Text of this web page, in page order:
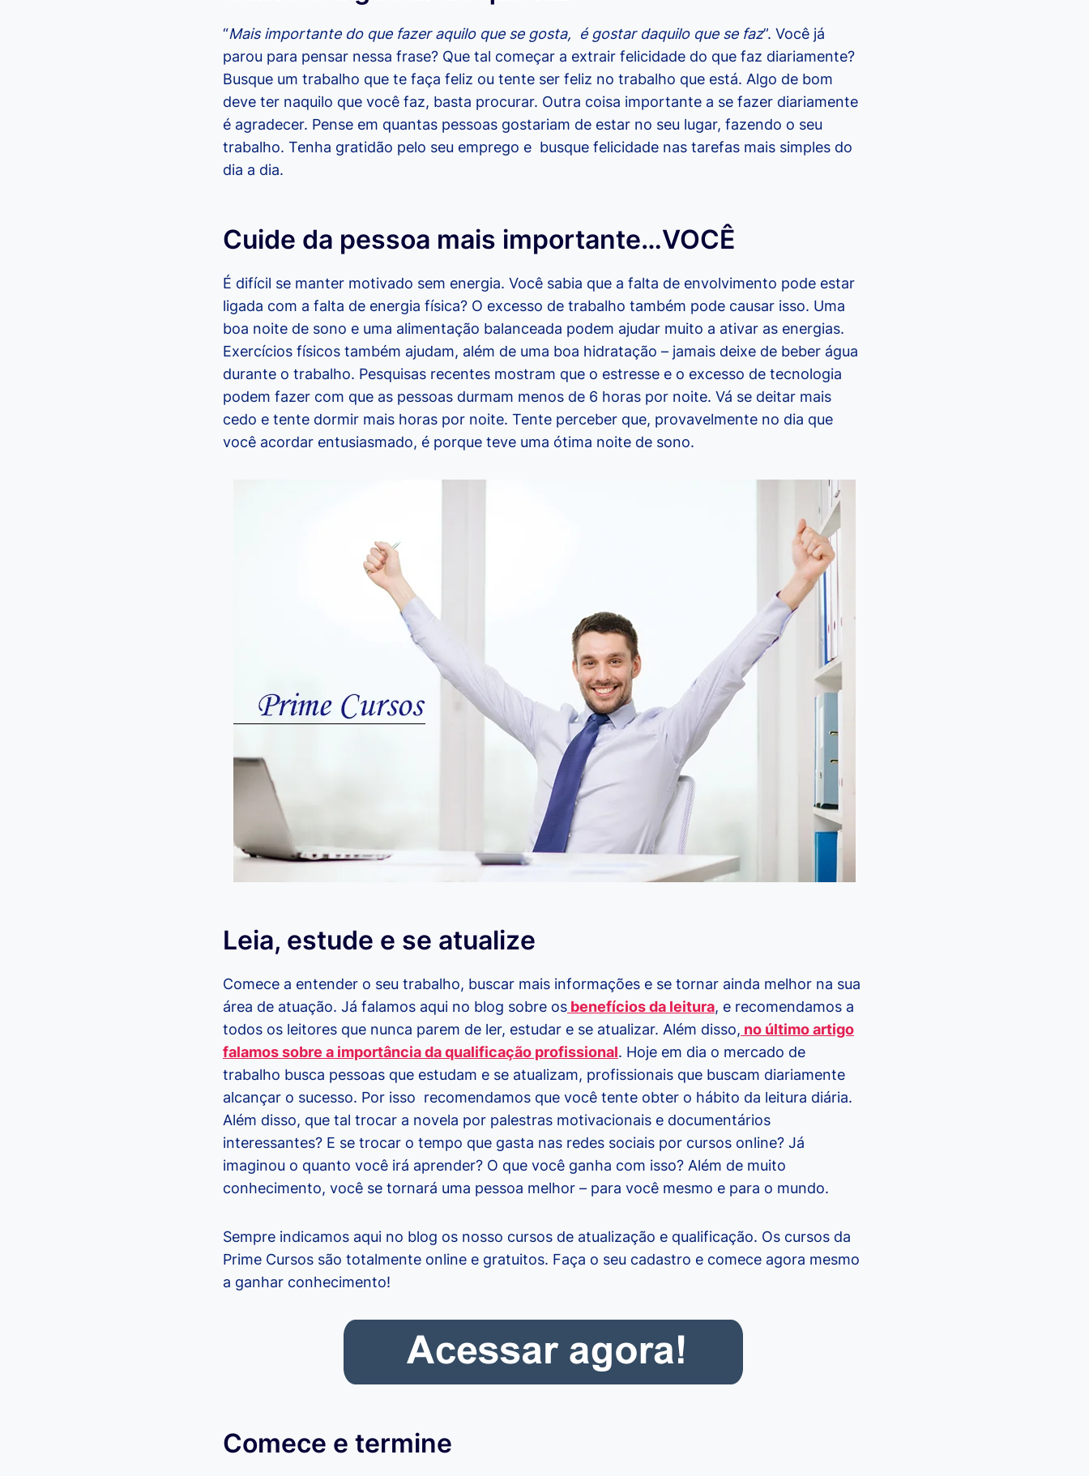
“Mais importante do que fazer aquilo que se gosta, é gostar daquilo que se faz”. Você já
parou para pensar nessa frase? Que tal começar a extrair felicidade do que faz diariamente?
Busque um trabalho que te faça feliz ou tente ser feliz no trabalho que está. Algo de bom
deve ter naquilo que você faz, basta procurar. Outra coisa importante a se fazer diariamente
é agradecer. Pense em quantas pessoas gostariam de estar no seu lugar, fazendo o seu
trabalho. Tenha gratidão pelo seu emprego e busque felicidade nas tarefas mais simples do
dia a dia.
Cuide da pessoa mais importante…VOCÊ
É difícil se manter motivado sem energia. Você sabia que a falta de envolvimento pode estar
ligada com a falta de energia física? O excesso de trabalho também pode causar isso. Uma
boa noite de sono e uma alimentação balanceada podem ajudar muito a ativar as energias.
Exercícios físicos também ajudam, além de uma boa hidratação – jamais deixe de beber água
durante o trabalho. Pesquisas recentes mostram que o estresse e o excesso de tecnologia
podem fazer com que as pessoas durmam menos de 6 horas por noite. Vá se deitar mais
cedo e tente dormir mais horas por noite. Tente perceber que, provavelmente no dia que
você acordar entusiasmado, é porque teve uma ótima noite de sono.
Leia, estude e se atualize
Comece a entender o seu trabalho, buscar mais informações e se tornar ainda melhor na sua
área de atuação. Já falamos aqui no blog sobre os benefícios da leitura, e recomendamos a
todos os leitores que nunca parem de ler, estudar e se atualizar. Além disso, no último artigo
falamos sobre a importância da qualificação profissional. Hoje em dia o mercado de
trabalho busca pessoas que estudam e se atualizam, profissionais que buscam diariamente
alcançar o sucesso. Por isso recomendamos que você tente obter o hábito da leitura diária.
Além disso, que tal trocar a novela por palestras motivacionais e documentários
interessantes? E se trocar o tempo que gasta nas redes sociais por cursos online? Já
imaginou o quanto você irá aprender? O que você ganha com isso? Além de muito
conhecimento, você se tornará uma pessoa melhor – para você mesmo e para o mundo.
Sempre indicamos aqui no blog os nosso cursos de atualização e qualificação. Os cursos da
Prime Cursos são totalmente online e gratuitos. Faça o seu cadastro e comece agora mesmo
a ganhar conhecimento!
Comece e termine